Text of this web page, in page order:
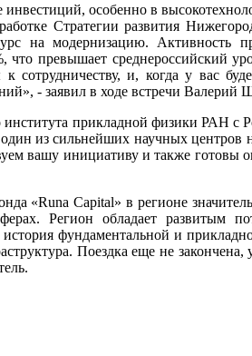
особенно в
Стратегии развития
на модернизацию. Активность
превышает среднероссийский
и, когда у вас
- заявил в ходе встречи Валерий
института прикладной физики РАН
из сильнейших научных
вашу инициативу и также готовы
«Runa Capital» в регионе
Регион обладает развитым
фундаментальной и
Поездка еще не